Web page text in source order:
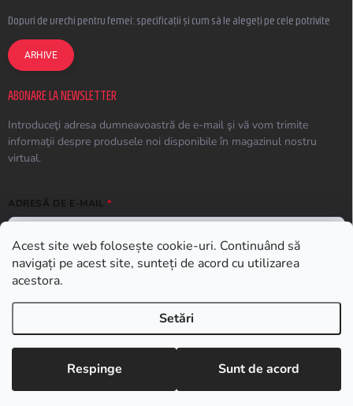
Acest site web folosește cookie-uri. Continuând să
navigați pe acest site, sunteți de acord cu utilizarea
acestora.
Setări
Respinge Sunt de acord
Dopuri de urechi pentru femei: specificații și cum să le alegeți pe cele potrivite
ARHIVE
ABONARE LA NEWSLETTER
Introduceţi adresa dumneavoastră de e-mail şi vă vom trimite
informaţii despre produsele noi disponibile în magazinul nostru
virtual.
ADRESĂ DE E-MAIL
ABONARE
Creat de Shoptet
Drepturi de autor 2026 . Toate drepturile rezervate.